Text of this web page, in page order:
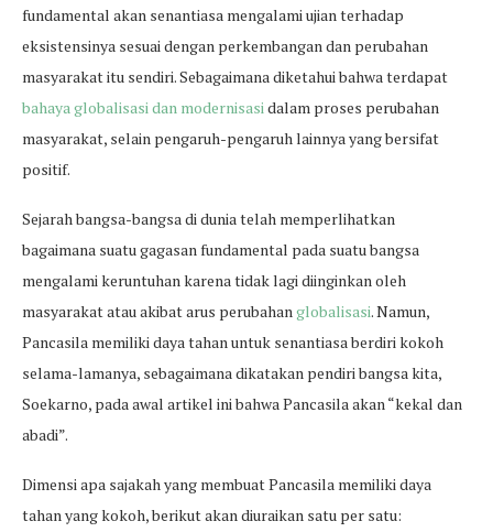
fundamental akan senantiasa mengalami ujian terhadap
eksistensinya sesuai dengan perkembangan dan perubahan
masyarakat itu sendiri. Sebagaimana diketahui bahwa terdapat
bahaya globalisasi dan modernisasidalam proses perubahan
masyarakat, selain pengaruh-pengaruh lainnya yang bersifat
positif.
Sejarah bangsa-bangsa di dunia telah memperlihatkan
bagaimana suatu gagasan fundamental pada suatu bangsa
mengalami keruntuhan karena tidak lagi diinginkan oleh
masyarakat atau akibat arus perubahanglobalisasi. Namun,
Pancasila memiliki daya tahan untuk senantiasa berdiri kokoh
selama-lamanya, sebagaimana dikatakan pendiri bangsa kita,
Soekarno, pada awal artikel ini bahwa Pancasila akan “kekal dan
abadi”.
Dimensi apa sajakah yang membuat Pancasila memiliki daya
tahan yang kokoh, berikut akan diuraikan satu per satu: